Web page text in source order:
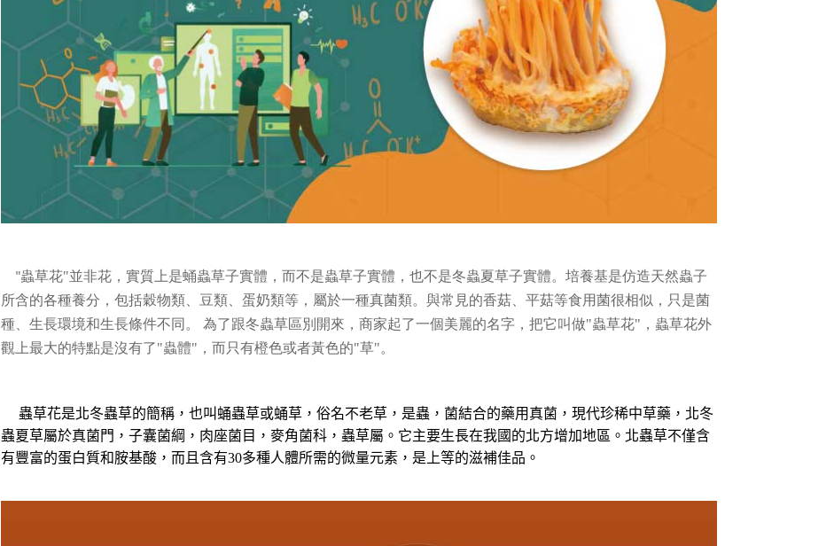
"蟲草花"並非花，實質上是蛹蟲草子實體，而不是蟲草子實體，也不是冬蟲夏草子實體。培養基是仿造天然蟲子
所含的各種養分， 包括穀物類、豆類、蛋奶類等，屬於一種真菌類。與常見的香菇、平菇等食用菌很相似，只是菌
種、生長環境和生長條件不同。
為了跟冬蟲草區別開來，商家起了一個美麗的名字，把它叫做"蟲草花" ，蟲草花外
觀上最大的特點是沒有了"蟲體" ，而只有橙色或者黃色的"草"。
蟲草花是北冬蟲草的簡稱，也叫蛹蟲草或蛹草，俗名不老草，是蟲，菌結合的藥用真菌，現代珍稀中草藥，北冬
蟲夏草屬於真菌門， 子囊菌綱，肉座菌目，麥角菌科，蟲草屬。它主要生長在我國的北方增加地區。北蟲草不僅含
有豐富的蛋白質和胺基酸， 而且含有30多種人體所需的微量元素，是上等的滋補佳品。